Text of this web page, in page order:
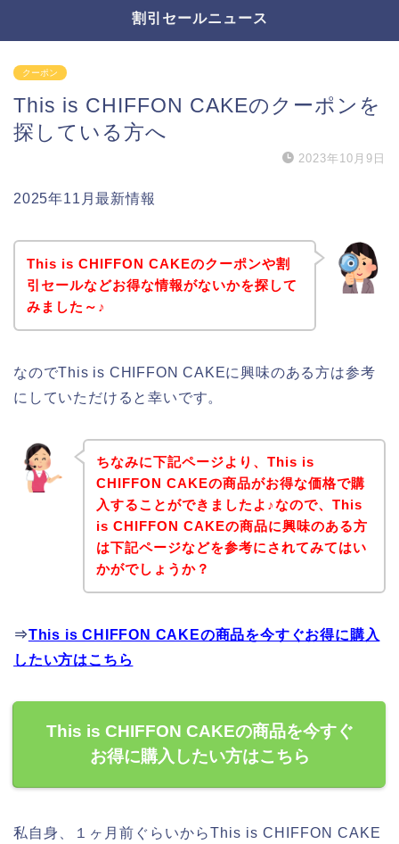
割引セールニュース
クーポン
This is CHIFFON CAKEのクーポンを
探している方へ
2023年10月9日
2025年11月最新情報
This is CHIFFON CAKEのクーポンや割
引セールなどお得な情報がないかを探して
みました～♪
なのでThis is CHIFFON CAKEに興味のある方は参考
にしていただけると幸いです。
ちなみに下記ページより、This is
CHIFFON CAKEの商品がお得な価格で購
入することができましたよ♪なので、This
is CHIFFON CAKEの商品に興味のある方
は下記ページなどを参考にされてみてはい
かがでしょうか？
⇒This is CHIFFON CAKEの商品を今すぐお得に購入
したい方はこちら
This is CHIFFON CAKEの商品を今すぐ
お得に購入したい方はこちら
私自身、１ヶ月前ぐらいからThis is CHIFFON CAKE